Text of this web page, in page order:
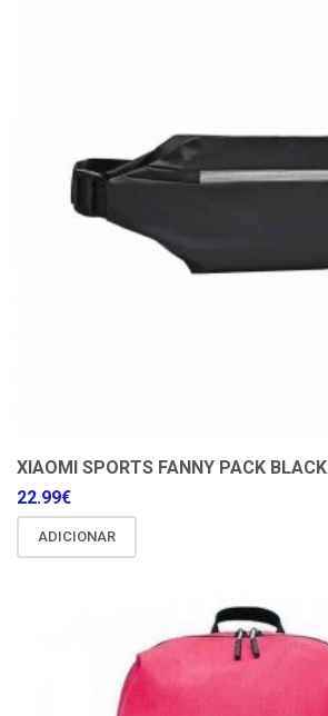
XIAOMI SPORTS FANNY PACK BLACK
22.99€
ADICIONAR